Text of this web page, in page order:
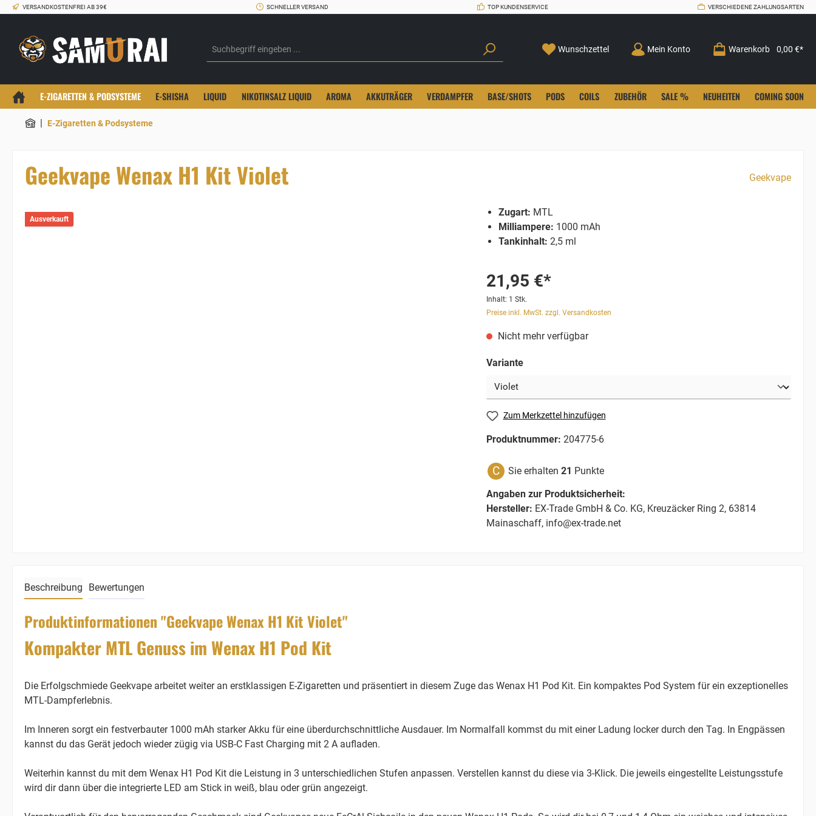
VERSANDKOSTENFREI AB 39€ SCHNELLER VERSAND TOP KUNDENSERVICE VERSCHIEDENE ZAHLUNGSARTEN
Wunschzettel Mein Konto Warenkorb 0,00 €*
E-ZIGARETTEN & PODSYSTEME E-SHISHA LIQUID NIKOTINSALZ LIQUID AROMA AKKUTRÄGER VERDAMPFER BASE/SHOTS PODS COILS ZUBEHÖR SALE % NEUHEITEN COMING SOON
| E-Zigaretten & Podsysteme
Geekvape Wenax H1 Kit Violet Geekvape
Ausverkauft
Zugart: MTL
Milliampere: 1000 mAh
Tankinhalt: 2,5 ml
21,95 €*
Inhalt: 1 Stk.
Preise inkl. MwSt. zzgl. Versandkosten
Nicht mehr verfügbar
Variante
Zum Merkzettel hinzufügen
Produktnummer: 204775-6
C Sie erhalten 21 Punkte
Angaben zur Produktsicherheit:
Hersteller: EX-Trade GmbH & Co. KG, Kreuzäcker Ring 2, 63814
Mainaschaff, info@ex-trade.net
Beschreibung Bewertungen
Produktinformationen "Geekvape Wenax H1 Kit Violet"
Kompakter MTL Genuss im Wenax H1 Pod Kit
Die Erfolgschmiede Geekvape arbeitet weiter an erstklassigen E-Zigaretten und präsentiert in diesem Zuge das Wenax H1 Pod Kit. Ein kompaktes Pod System für ein exzeptionelles
MTL-Dampferlebnis.
Im Inneren sorgt ein festverbauter 1000 mAh starker Akku für eine überdurchschnittliche Ausdauer. Im Normalfall kommst du mit einer Ladung locker durch den Tag. In Engpässen
kannst du das Gerät jedoch wieder zügig via USB-C Fast Charging mit 2 A aufladen.
Weiterhin kannst du mit dem Wenax H1 Pod Kit die Leistung in 3 unterschiedlichen Stufen anpassen. Verstellen kannst du diese via 3-Klick. Die jeweils eingestellte Leistungsstufe
wird dir dann über die integrierte LED am Stick in weiß, blau oder grün angezeigt.